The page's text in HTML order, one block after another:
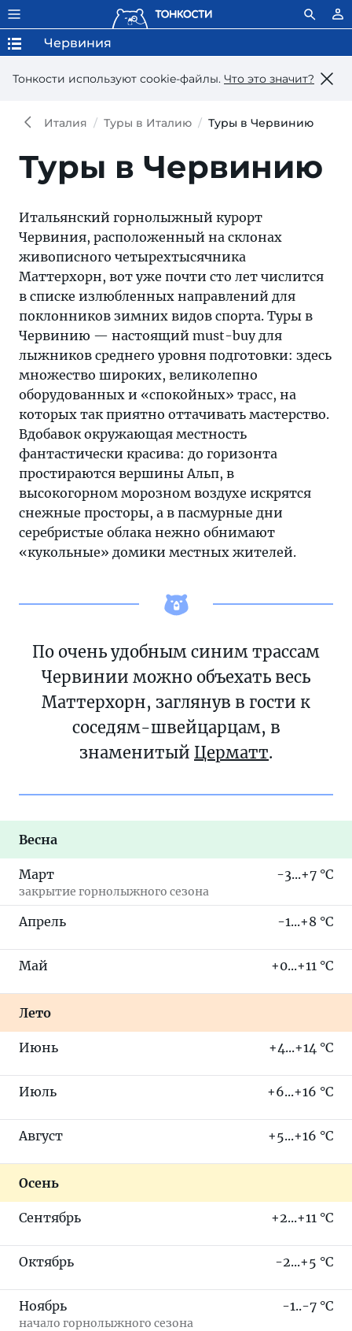
Тонкости используют сookie-файлы. Что это значит?
Червиния
Италия Туры в Италию Туры в Червинию
Туры в Червинию
Итальянский горнолыжный курорт
Червиния, расположенный на склонах
живописного четырехтысячника
Маттерхорн, вот уже почти сто лет числится
в списке излюбленных направлений для
поклонников зимних видов спорта. Туры в
Червинию — настоящий must-buy для
лыжников среднего уровня подготовки: здесь
множество широких, великолепно
оборудованных и «спокойных» трасс, на
которых так приятно оттачивать мастерство.
Вдобавок окружающая местность
фантастически красива: до горизонта
простираются вершины Альп, в
высокогорном морозном воздухе искрятся
снежные просторы, а в пасмурные дни
серебристые облака нежно обнимают
«кукольные» домики местных жителей.
По очень удобным синим трассам
Червинии можно объехать весь
Маттерхорн, заглянув в гости к
соседям-швейцарцам, в
знаменитый Церматт.
Весна
Март
закрытие горнолыжного сезона
-3...+7 °C
Апрель -1...+8 °C
Май +0...+11 °C
Лето
Июнь +4...+14 °C
Июль +6...+16 °C
Август +5...+16 °C
Осень
Сентябрь +2...+11 °C
Октябрь -2...+5 °C
Ноябрь
начало горнолыжного сезона
-1..-7 °C